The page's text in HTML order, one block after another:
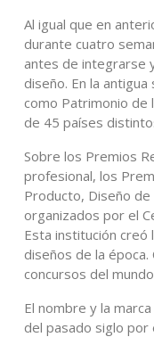
Al igual que en
durante cuatro
antes de integrarse
diseño. En la
como Patrimonio de
de 45 países
Sobre los Premios
profesional, los
Producto, Diseño
organizados por el
Esta institución
diseños de la
concursos del
El nombre y la
del pasado siglo